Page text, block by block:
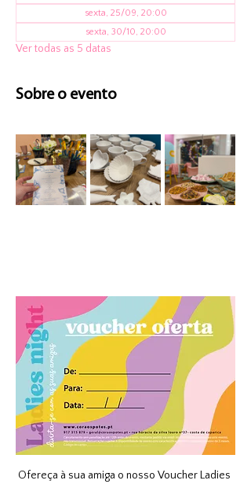
sexta, 25/09, 20:00
sexta, 30/10, 20:00
Ver todas as 5 datas
Sobre o evento
Ofereça à sua amiga o nosso Voucher Ladies